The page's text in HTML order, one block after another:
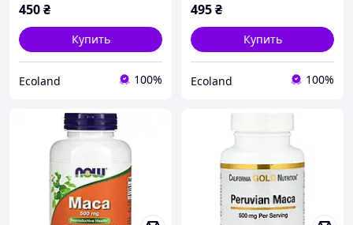
450₴
Купить
Ecoland 100%
495₴
Купить
Ecoland 100%